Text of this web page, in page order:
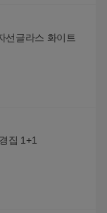
선글라스 화이트
집 1+1